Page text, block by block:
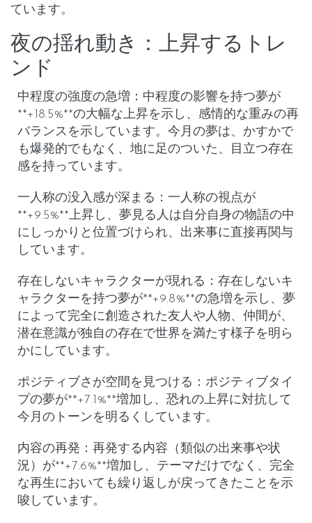
ています。
夜の揺れ動き：上昇するトレ
ンド
中程度の強度の急増 ： 中程度の影響を持つ夢が
**+18.5%**の大幅な上昇を示し、感情的な重みの再
バランスを示しています。今月の夢は、かすかで
も爆発的でもなく、地に足のついた、目立つ存在
感を持っています。
一人称の没入感が深まる ： 一人称の視点が
**+9.5%**上昇し、夢見る人は自分自身の物語の中
にしっかりと位置づけられ、出来事に直接再関与
しています。
存在しないキャラクターが現れる ： 存在しないキ
ャラクターを持つ夢が**+9.8%**の急増を示し、夢
によって完全に創造された友人や人物、仲間が、
潜在意識が独自の存在で世界を満たす様子を明ら
かにしています。
ポジティブさが空間を見つける ： ポジティブタイ
プの夢が**+7.1%**増加し、恐れの上昇に対抗して
今月のトーンを明るくしています。
内容の再発 ： 再発する内容 （類似の出来事や状
況）が**+7.6%**増加し、テーマだけでなく、完全
な再生においても繰り返しが戻ってきたことを示
唆しています。